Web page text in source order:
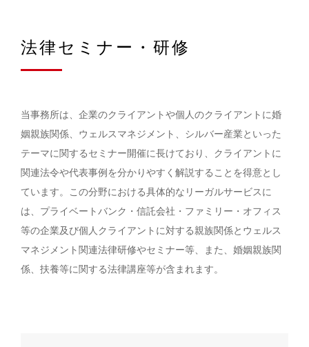
法律セミナー・研修
当事務所は、企業のクライアントや個人のクライアントに婚
姻親族関係、ウェルスマネジメント、シルバー産業といった
テーマに関するセミナー開催に長けており、クライアントに
関連法令や代表事例を分かりやすく解説することを得意とし
ています。この分野における具体的なリーガルサービスに
は、プライベートバンク・信託会社・ファミリー・オフィス
等の企業及び個人クライアントに対する親族関係とウェルス
マネジメント関連法律研修やセミナー等、また、婚姻親族関
係、扶養等に関する法律講座等が含まれます。